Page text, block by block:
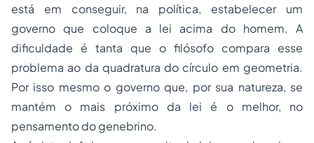
está em conseguir, na política, estabelecer um
governo que coloque a lei acima do homem. A
dificuldade é tanta que o filósofo compara esse
problema ao da quadratura do círculo em geometria.
Por isso mesmo o governo que, por sua natureza, se
mantém o mais próximo da lei é o melhor, no
pensamento do genebrino.